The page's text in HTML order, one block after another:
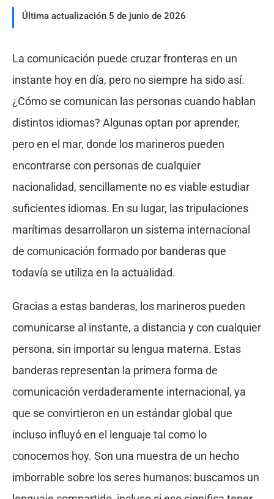
Última actualización 5 de junio de 2026
La comunicación puede cruzar fronteras en un
instante hoy en día, pero no siempre ha sido así.
¿Cómo se comunican las personas cuando hablan
distintos idiomas? Algunas optan por aprender,
pero en el mar, donde los marineros pueden
encontrarse con personas de cualquier
nacionalidad, sencillamente no es viable estudiar
suficientes idiomas. En su lugar, las tripulaciones
marítimas desarrollaron un sistema internacional
de comunicación formado por banderas que
todavía se utiliza en la actualidad.
Gracias a estas banderas, los marineros pueden
comunicarse al instante, a distancia y con cualquier
persona, sin importar su lengua materna. Estas
banderas representan la primera forma de
comunicación verdaderamente internacional, ya
que se convirtieron en un estándar global que
incluso influyó en el lenguaje tal como lo
conocemos hoy. Son una muestra de un hecho
imborrable sobre los seres humanos: buscamos un